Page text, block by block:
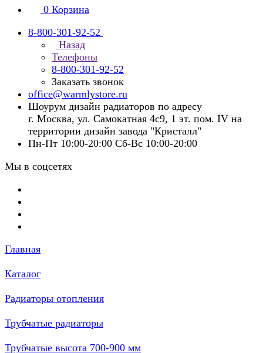
0 Корзина
8-800-301-92-52
Назад
Телефоны
8-800-301-92-52
Заказать звонок
office@warmlystore.ru
Шоурум дизайн радиаторов по адресу
г. Москва, ул. Самокатная 4с9, 1 эт. пом. IV на
территории дизайн завода "Кристалл"
Пн-Пт 10:00-20:00 Сб-Вс 10:00-20:00
Мы в соцсетях
Главная
Каталог
Радиаторы отопления
Трубчатые радиаторы
Трубчатые высота 700-900 мм